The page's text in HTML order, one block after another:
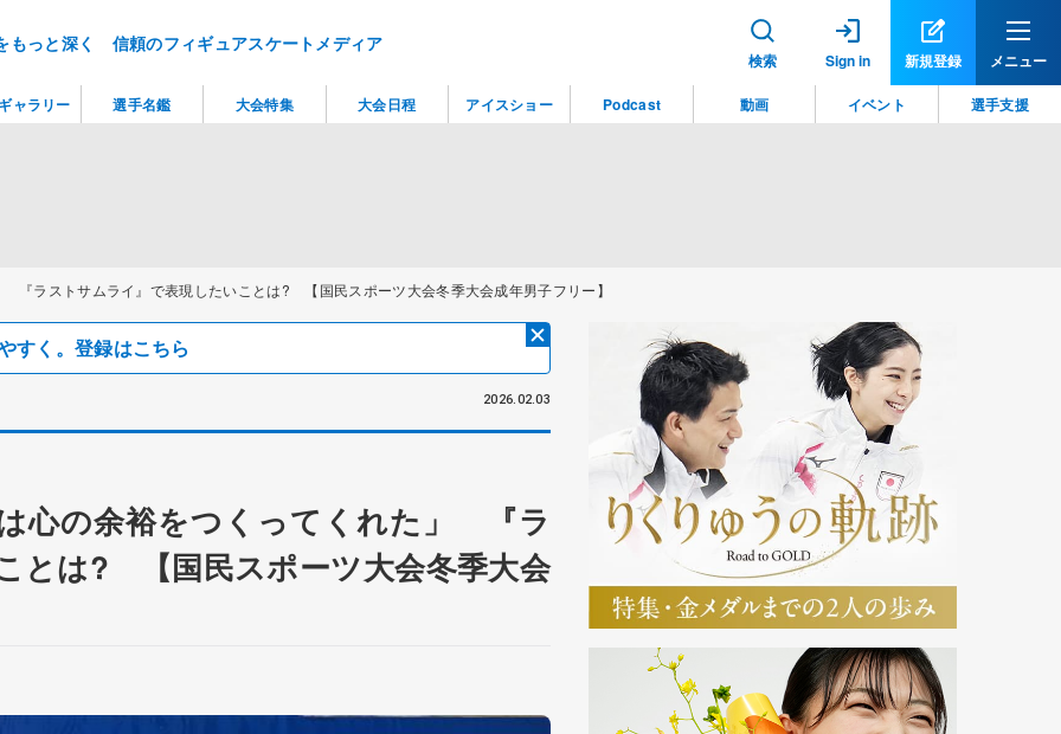
もっと深く 信頼のフィギュアスケートメディア
検索 Sign in 新規登録 メニュー
『ラストサムライ』で表現したいことは? 【国民スポーツ大会冬季大会成年男子フリー】
すく。登録はこちら
2026.02.03
心の余裕をつくってくれた」 『ラ
とは? 【国民スポーツ大会冬季大会
ャラリー 選手名鑑 大会特集 大会日程 アイスショー Podcast 動画 イベント 選手支援